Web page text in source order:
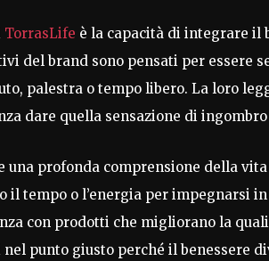
TorrasLife è la capacità di integrare il
del brand sono pensati per essere
palestra o tempo libero. La loro
dare quella sensazione di
una profonda comprensione della
il tempo o l’energia per impegnarsi
con prodotti che migliorano la
punto giusto perché il benessere